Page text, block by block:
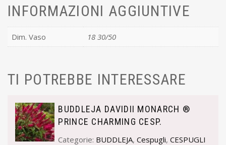
INFORMAZIONI AGGIUNTIVE
Dim. Vaso 18 30/50
TI POTREBBE INTERESSARE
BUDDLEJA DAVIDII MONARCH ®
PRINCE CHARMING CESP.
Categorie: BUDDLEJA,Cespugli,CESPUGLI